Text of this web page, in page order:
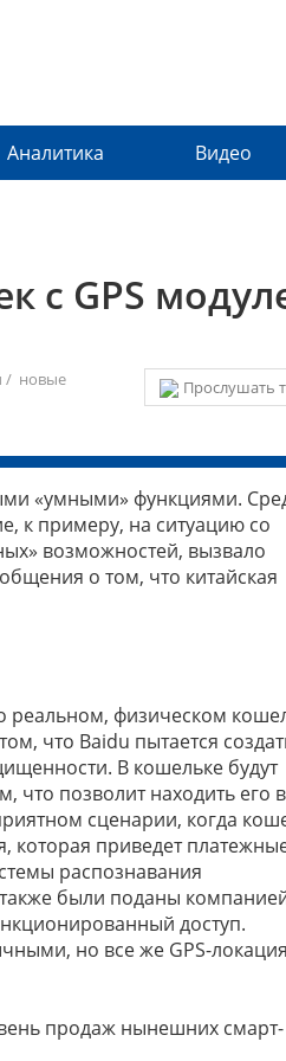
Аналитика Видео
с GPS
Прослушать
/ новые
«умными» функциями.
к примеру, на ситуацию со
возможностей, вызвало
о том, что китайская
реальном, физическом
что Baidu пытается
В кошельке будут
что позволит находить его в
сценарии, когда
которая приведет
распознавания
также были поданы
доступ.
но все же GPS-
продаж нынешних смарт-